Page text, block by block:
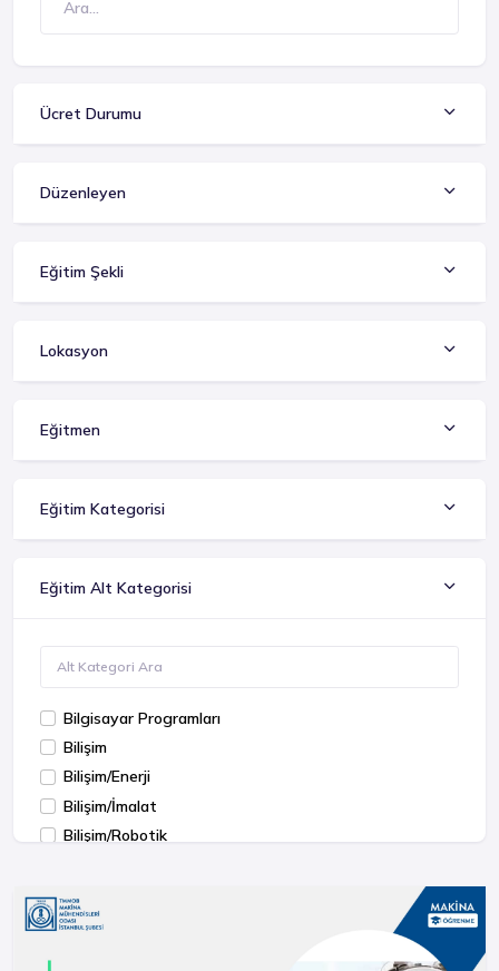
Ücret Durumu
Düzenleyen
Eğitim Şekli
Lokasyon
Eğitmen
Eğitim Kategorisi
Eğitim Alt Kategorisi
Bilgisayar Programları
Bilişim
Bilişim/Enerji
Bilişim/İmalat
Bilişim/Robotik
MS Office
Simülasyon